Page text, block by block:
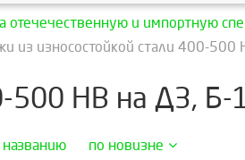
отечечественную и импортную
из износостойкой стали 400-
500 HB на ДЗ,
названию по новизне